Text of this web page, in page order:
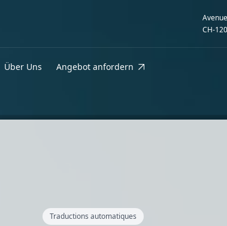
CH-
Über Uns Angebot anfordern
Traductions automatiques